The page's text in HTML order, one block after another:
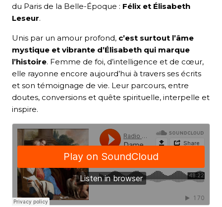
du Paris de la Belle-Époque : Félix et Élisabeth
Leseur.
Unis par un amour profond, c’est surtout l’âme
mystique et vibrante d’Élisabeth qui marque
l’histoire. Femme de foi, d’intelligence et de cœur,
elle rayonne encore aujourd’hui à travers ses écrits
et son témoignage de vie. Leur parcours, entre
doutes, conversions et quête spirituelle, interpelle et
inspire.